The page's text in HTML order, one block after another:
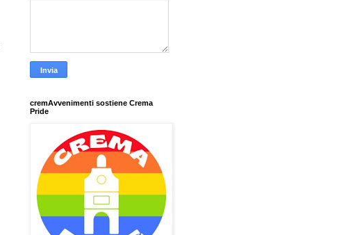
cremAvvenimenti sostiene Crema
Pride